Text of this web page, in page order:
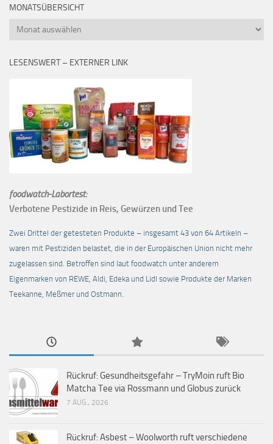
MONATSÜBERSICHT
Monatsübersicht
LESENSWERT – EXTERNER LINK
foodwatch-Labortest:
Verbotene Pestizide in Reis, Gewürzen und Tee
Zwei Drittel der getesteten Produkte – insgesamt 43 von 64 Artikeln –
waren mit Pestiziden belastet, die in der Europäischen Union nicht mehr
zugelassen sind. Betroffen sind laut foodwatch unter anderem
Eigenmarken von REWE, Aldi, Edeka und Lidl sowie Produkte der Marken
Teekanne, Meßmer und Ostmann.
Rückruf: Gesundheitsgefahr – TryMoin ruft Bio
Matcha Tee via Rossmann und Globus zurück
7 AUG., 2026
Rückruf: Asbest – Woolworth ruft verschiedene